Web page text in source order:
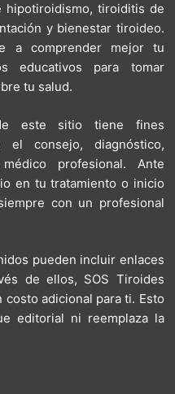
hipotiroidismo, tiroiditis de
y bienestar tiroideo.
a comprender mejor tu
educativos para tomar
tu salud.
este sitio tiene fines
consejo, diagnóstico,
profesional. Ante
en tu tratamiento o inicio
con un profesional
pueden incluir enlaces
de ellos, SOS Tiroides
adicional para ti. Esto
editorial ni reemplaza la